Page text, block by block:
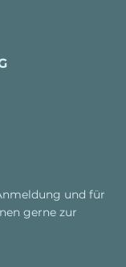
und für
gerne zur